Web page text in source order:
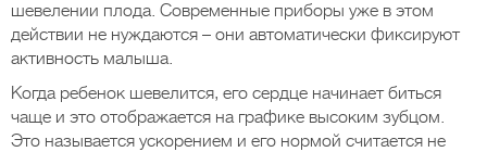
шевелении плода. Современные приборы уже в этом
действии не нуждаются – они автоматически фиксируют
активность малыша.
Когда ребенок шевелится, его сердце начинает биться
чаще и это отображается на графике высоким зубцом.
Это называется ускорением и его нормой считается не